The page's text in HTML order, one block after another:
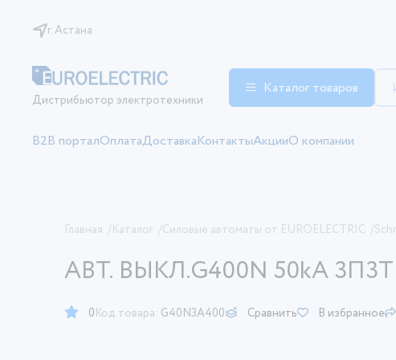
г. Астана
Дистрибьютор электротехники
Каталог товаров
B2B порталОплатаДоставкаКонтактыАкцииО компании
Главная /Каталог /Силовые автоматы от EUROELECTRIC /
АВТ. ВЫКЛ.G400N 50kA 3П3Т
0Код товара: G40N3A400 Сравнить В избранное